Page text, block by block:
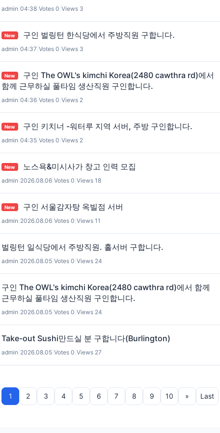
admin 04:38| Votes 0 Views 3
New 구인 벌링턴 한식당에서 주방직원 구합니다.
admin 04:37 Votes 0 Views 3
New
구인 The OWL's kimchi Korea(2480 cawthra rd)에서
함께 근무하실 풀타임 생산직원 구인합니다.
admin 04:36| Votes 0 Views 2
New 구인 키치너 -워터루 지역 서버, 주방 구인합니다.
admin 04:35| Votes 0 Views 2
New 노스욕&미시사가 창고 인력 모집
admin 2026.08.06| Votes 0 Views 18
New 구인 서울감자탕 옥빌점 서버
admin 2026.08.06| Votes 0 Views 11
벌링턴 일식당에서 주방직원. 홀서버 구합니다.
admin 2026.08.05| Votes 0 Views 24
구인 The OWL's kimchi Korea(2480 cawthra rd)에서 함께
근무하실 풀타임 생산직원 구인합니다.
admin 2026.08.05| Votes 0 Views 24
Take-out Sushi만드실 분 구합니다(Burlington)
admin 2026.08.05| Votes 0 Views 27
1 2 3 4 5 6 7 8 9 10 » Last